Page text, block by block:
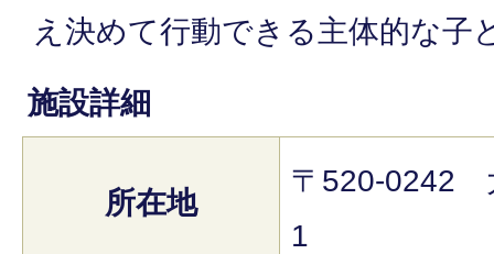
え決めて行動できる主体的な子
施設詳細
所在地
〒520-0242
1